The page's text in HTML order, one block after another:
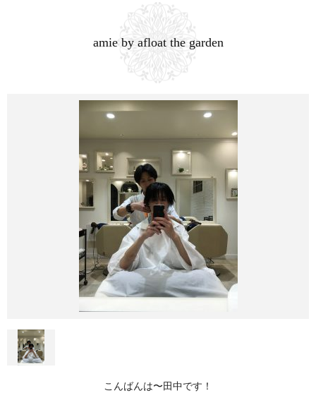
amie by afloat the garden
こんばんは〜田中です！